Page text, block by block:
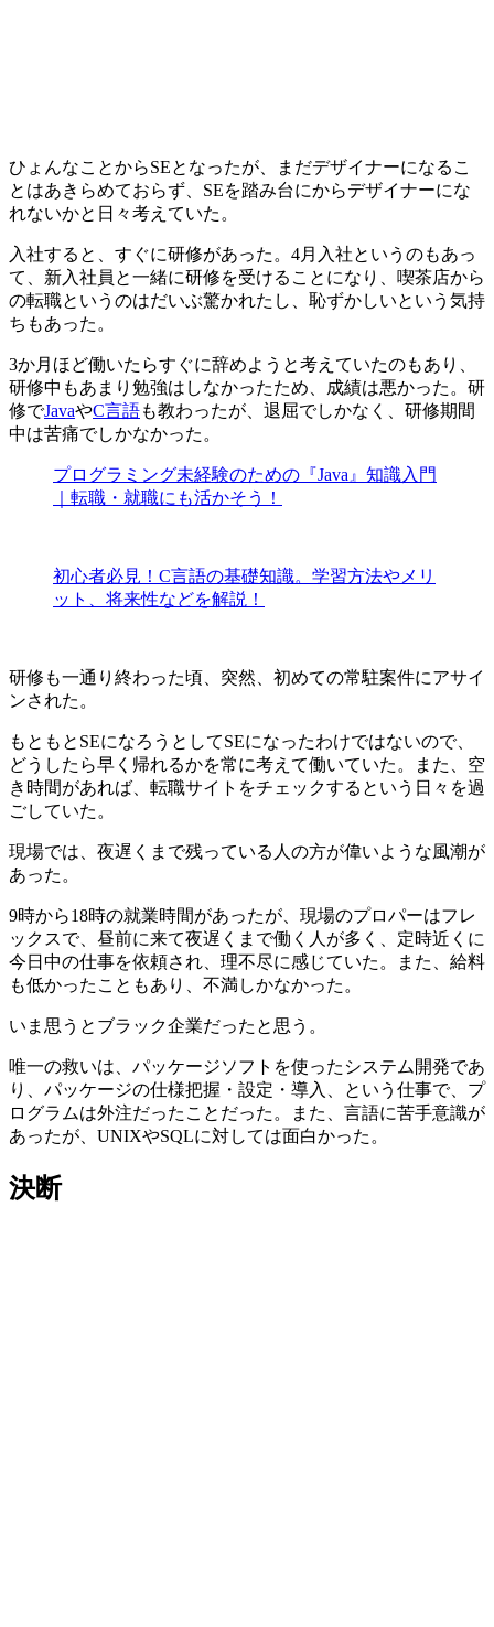
ひょんなことからSEとなったが、まだデザイナーになるこ
とはあきらめておらず、 SEを踏み台にからデザイナーにな
れないかと日々考えていた 。
入社すると、すぐに研修があった。4月入社というのもあっ
て、新入社員と一緒に研修を受けることになり、喫茶店から
の転職というのはだいぶ驚かれたし、恥ずかしいという気持
ちもあった。
3か月ほど働いたらすぐに辞めようと考えていたのもあり、
研修中もあまり勉強はしなかったため、成績は悪かった。研
修でJavaやC言語も教わったが、退屈でしかなく、研修期間
中は苦痛でしかなかった。
プログラミング未経験のための『Java』知識入門
｜転職・就職にも活かそう！
初心者必見！C言語の基礎知識。学習方法やメリ
ット、将来性などを解説！
研修も一通り終わった頃、突然、初めての常駐案件にアサイ
ンされた。
もともとSEになろうとしてSEになったわけではないので、
どうしたら早く帰れるかを常に考えて働いていた。また、 空
き時間があれば、転職サイトをチェックするという日々を過
ごしていた。
現場では、夜遅くまで残っている人の方が偉いような風潮が
あった。
9時から18時の就業時間があったが、現場のプロパーはフレ
ックスで、昼前に来て夜遅くまで働く人が多く、定時近くに
今日中の仕事を依頼され、理不尽に感じていた。また、給料
も低かったこともあり、不満しかなかった。
いま思うと ブラック企業だったと思う。
唯一の救いは、パッケージソフトを使ったシステム開発であ
り、パッケージの仕様把握・設定・導入、という仕事で、プ
ログラムは外注だったことだった。また、言語に苦手意識が
あったが、UNIXやSQLに対しては面白かった。
決断